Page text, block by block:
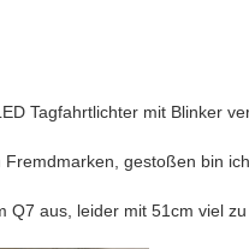
Tagfahrtlichter mit Blinker
gestoßen bin
Q7 aus, leider mit 51cm viel